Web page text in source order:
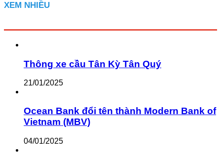
XEM NHIỀU
Thông xe cầu Tân Kỳ Tân Quý
21/01/2025
Ocean Bank đổi tên thành Modern Bank of
Vietnam (MBV)
04/01/2025